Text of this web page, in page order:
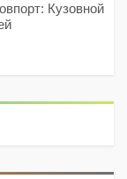
Кузовной